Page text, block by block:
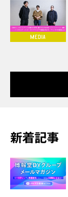
新着記事